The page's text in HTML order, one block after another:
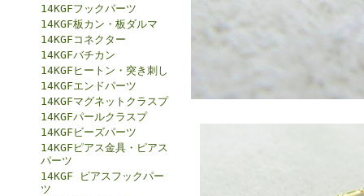
14KGFフックパーツ
14KGF板カン・板ダルマ
14KGFコネクター
14KGFバチカン
14KGFヒートン・突き刺し
14KGFエンドパーツ
14KGFマグネットクラスプ
14KGFパールクラスプ
14KGFビーズパーツ
14KGFピアス金具・ピアス
パーツ
14KGF ピアスフックパー
ツ